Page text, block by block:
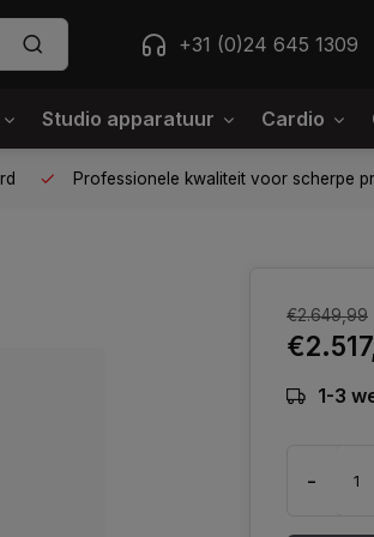
+31 (0)24 645 1309
Studio apparatuur Cardio
Voor 95% direct uit voorraad geleverd
€2.649,99
1-3
-